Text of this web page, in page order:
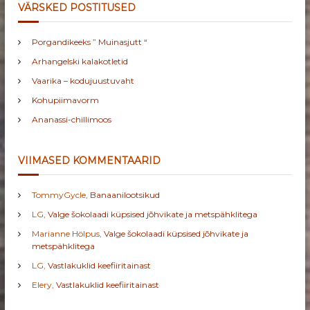
VÄRSKED POSTITUSED
Porgandikeeks ” Muinasjutt “
Arhangelski kalakotletid
Vaarika – kodujuustuvaht
Kohupiimavorm
Ananassi-chillimoos
VIIMASED KOMMENTAARID
TommyGycle Banaanilootsikud
LG ,Valge šokolaadi küpsised jõhvikate ja metspähklitega
Marianne Hölpus ,Valge šokolaadi küpsised jõhvikate ja
metspähklitega
LG ,Vastlakuklid keefiiritainast
Elery ,Vastlakuklid keefiiritainast